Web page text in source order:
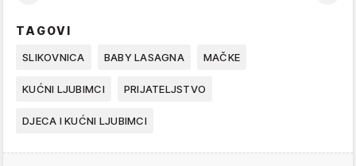
TAGOVI
SLIKOVNICA BABY LASAGNA MAČKE
KUĆNI LJUBIMCI PRIJATELJSTVO
DJECA I KUĆNI LJUBIMCI